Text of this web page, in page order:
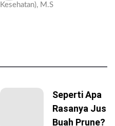
Kesehatan), M.S
Seperti Apa
Rasanya Jus
Buah Prune?